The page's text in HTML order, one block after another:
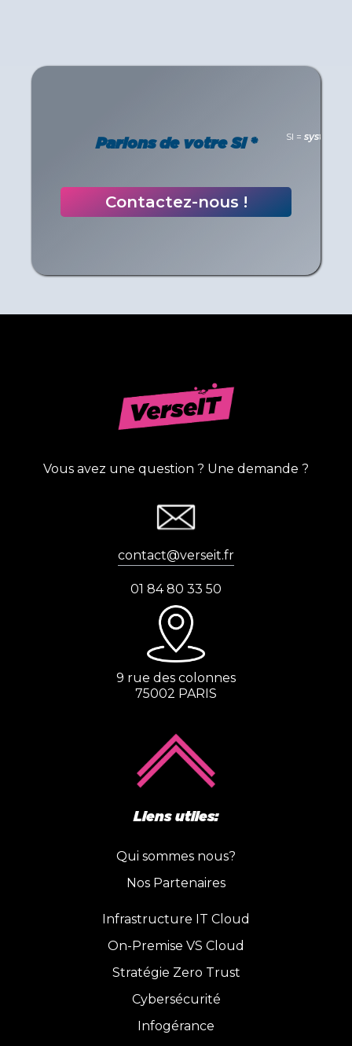
Parlons de votre SI * SI = système
Contactez-nous !
Vous avez une question ? Une demande ?
contact@verseit.fr
01 84 80 33 50
9 rue des colonnes
75002 PARIS
Liens utiles:
Qui sommes nous?
Nos Partenaires
Infrastructure IT Cloud
On-Premise VS Cloud
Stratégie Zero Trust
Cybersécurité
Infogérance